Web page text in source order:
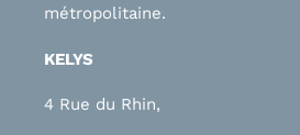
métropolitaine.
KELYS
4 Rue du Rhin,